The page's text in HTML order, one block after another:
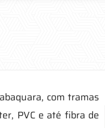
com tramas
PVC e até fibra de